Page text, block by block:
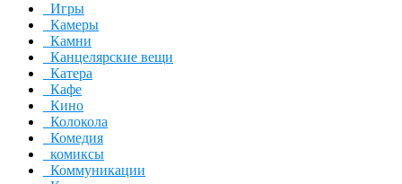
Игры
Камеры
Камни
Канцелярские вещи
Катера
Кафе
Кино
Колокола
Комедия
комиксы
Коммуникации